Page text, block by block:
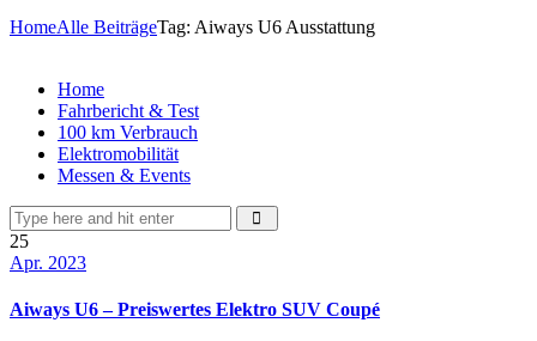
HomeAlle BeiträgeTag: Aiways U6 Ausstattung
Home
Fahrbericht & Test
100 km Verbrauch
Elektromobilität
Messen & Events
25
Apr. 2023
Aiways U6 – Preiswertes Elektro SUV Coupé